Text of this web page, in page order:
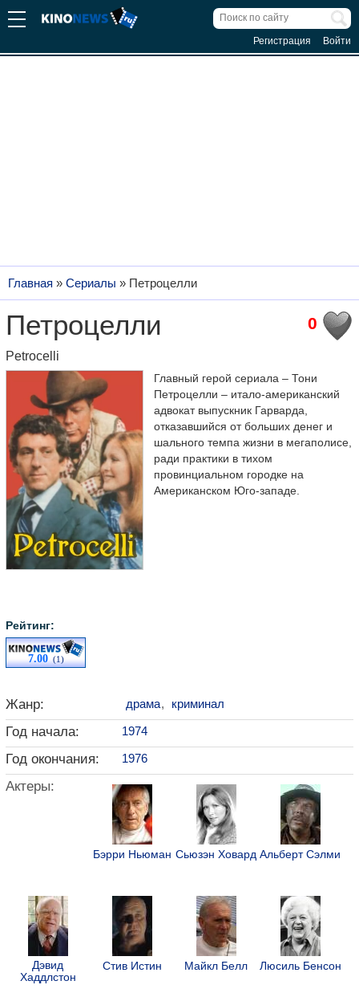
Регистрация Войти
Главная » Сериалы » Петроцелли
0
Петроцелли
Petrocelli
Рейтинг:
7.00(1)
Главный герой сериала – Тони
Петроцелли – итало-американский
адвокат выпускник Гарварда,
отказавшийся от больших денег и
шального темпа жизни в мегаполисе,
ради практики в тихом
провинциальном городке на
Американском Юго-западе.
Жанр: драма, криминал
Год начала: 1974
Год окончания: 1976
Актеры:
Бэрри Ньюман Сьюзэн Ховард Альберт Сэлми
Дэвид
Хаддлстон
Стив Истин Майкл Белл Люсиль Бенсон